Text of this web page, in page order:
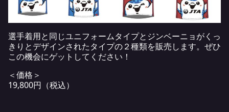
選手着用と同じユニフォームタイプとジンベーニョがくっ
きりとデザインされたタイプの２種類を販売します。ぜひ
この機会にゲットしてください！
＜価格＞
19,800円（税込）